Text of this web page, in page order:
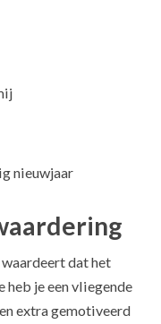
nieuwjaar
dat het
je een vliegende
extra gemotiveerd